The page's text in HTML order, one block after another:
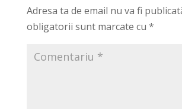
Adresa ta de email nu va fi
obligatorii sunt marcate cu *